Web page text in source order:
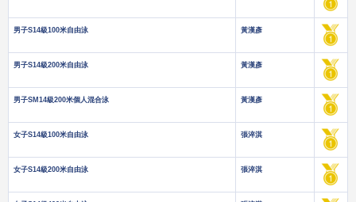
男子S14級100米自由泳 黃漢彥
男子S14級200米自由泳 黃漢彥
男子SM14級200米個人混合泳 黃漢彥
女子S14級100米自由泳 張淬淇
女子S14級200米自由泳 張淬淇